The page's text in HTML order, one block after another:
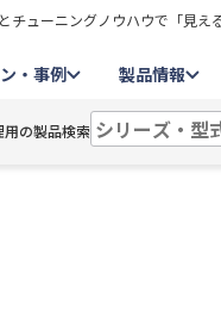
ューニングノウハウで「見え
・事例 製品情報
用の製品検索